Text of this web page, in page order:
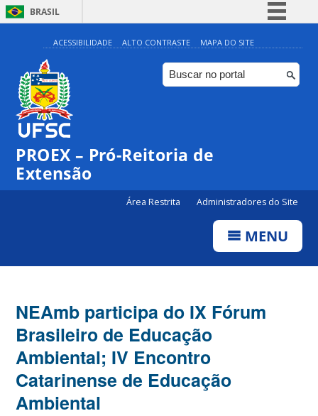
BRASIL
Simplifique!
Comunica BR
Participe
Canais
ACESSIBILIDADE ALTO CONTRASTE MAPA DO SITE
PROEX – Pró-Reitoria de
Extensão
Área Restrita Administradores do Site
MENU
NEAmb participa do IX Fórum
Brasileiro de Educação
Ambiental; IV Encontro
Catarinense de Educação
Ambiental